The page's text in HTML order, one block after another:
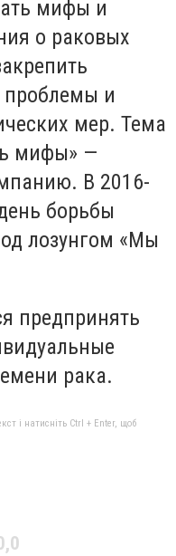
мифы и
о раковых
и
мер. Тема
мифы» —
В 2016-
борьбы
лозунгом «Мы
предпринять
рака.
і натисніть Ctrl + Enter, щоб